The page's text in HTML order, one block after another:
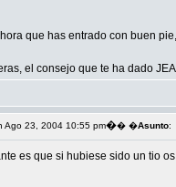
que has entrado con buen
el consejo que te ha dado
Ago 23, 2004 10:55 pm�� �Asunto:
es que si hubiese sido un tio